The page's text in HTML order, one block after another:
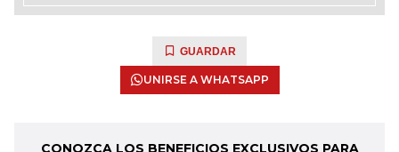
GUARDAR
UNIRSE A WHATSAPP
CONOZCA LOS BENEFICIOS EXCLUSIVOS PARA